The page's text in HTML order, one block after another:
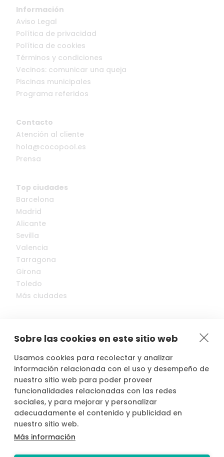
Sobre las cookies en este sitio web
Usamos cookies para recolectar y analizar
información relacionada con el uso y desempeño de
nuestro sitio web para poder proveer
funcionalidades relacionadas con las redes
sociales, y para mejorar y personalizar
adecuadamente el contenido y publicidad en
nuestro sitio web.
Más información
© 2022-2026 Cocopool, Inc. All rights reserved.
 Anfitriones asegurados*
Información
Aviso Legal
Política de privacidad
Política de cookies
Términos y condiciones
Vecinos: comunicar una queja
Piscinas municipales
Programa referidos
Contacto
Atención al cliente
hola@cocopool.es
Prensa
Top ciudades
Barcelona
Madrid
Alicante
Sevilla
Valencia
Tarragona
Girona
Toledo
Más ciudades